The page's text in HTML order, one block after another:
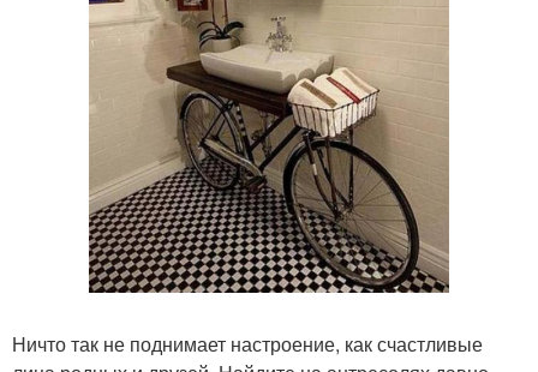
Ничто так не поднимает настроение, как счастливые